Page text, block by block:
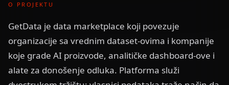
O PROJEKTU
GetData je data marketplace koji povezuje
organizacije sa vrednim dataset-ovima i kompanije
koje grade AI proizvode, analitičke dashboard-ove i
alate za donošenje odluka. Platforma služi